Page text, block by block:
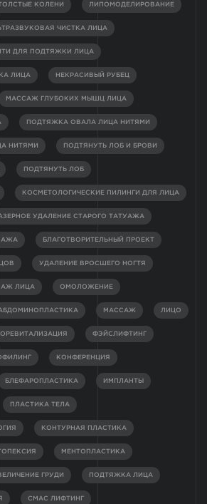
КОЛЕНИ ЛИПОМОДЕЛИРОВАНИЕ
ЧИСТКА ЛИЦА
ДЛЯ ПОДТЯЖКИ ЛИЦА
ЛИЦА НЕКРАСИВЫЙ РУБЕЦ
МАССАЖ ГЛУБОКИХ МЫШЦ ЛИЦА
ПОДТЯЖКА ОВАЛА ЛИЦА НИТЯМИ
НИТЯМИ ПОДТЯНУТЬ ЛОБ И БРОВИ
ПОДТЯНУТЬ ЛОБ
КОСМЕТОЛОГИЧЕСКИЕ ПИЛИНГИ ДЛЯ ЛИЦА
УДАЛЕНИЕ СТАРОГО ТАТУАЖА
БЛАГОТВОРИТЕЛЬНЫЙ ПРОЕКТ
УДАЛЕНИЕ ВРОСШЕГО НОГТЯ
ЛИЦА ОМОЛОЖЕНИЕ
МАССАЖ ЛИЦО
ФЭЙСЛИФТИНГ
КОНФЕРЕНЦИЯ
БЛЕФАРОПЛАСТИКА ИМПЛАНТЫ
ПЛАСТИКА ТЕЛА
КОНТУРНАЯ ПЛАСТИКА
МЕНТОПЛАСТИКА
ГРУДИ ПОДТЯЖКА ЛИЦА
СМАС ЛИФТИНГ